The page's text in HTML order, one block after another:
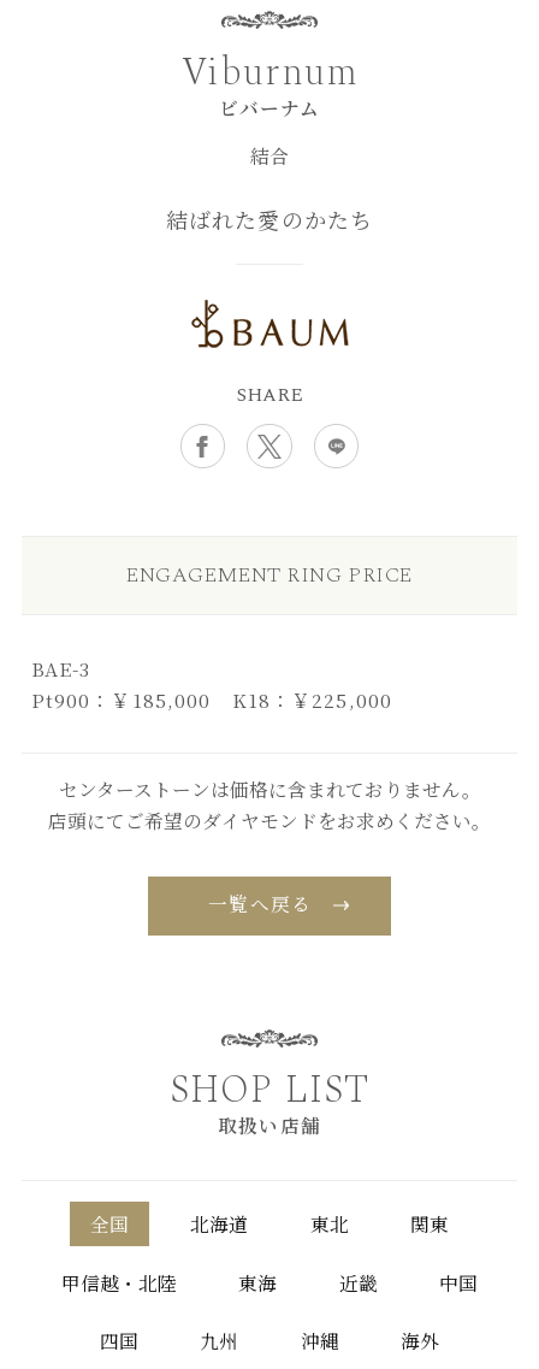
Viburnum
ビバーナム
結合
結ばれた愛のかたち
SHARE
ENGAGEMENT RING PRICE
BAE-3
Pt900：￥185,000 K18：￥225,000
センターストーンは価格に含まれておりません。
店頭にてご希望のダイヤモンドをお求めください。
一覧へ戻る
SHOP LIST
取扱い店舗
全国 北海道 東北 関東
甲信越・北陸 東海 近畿 中国
四国 九州 沖縄 海外